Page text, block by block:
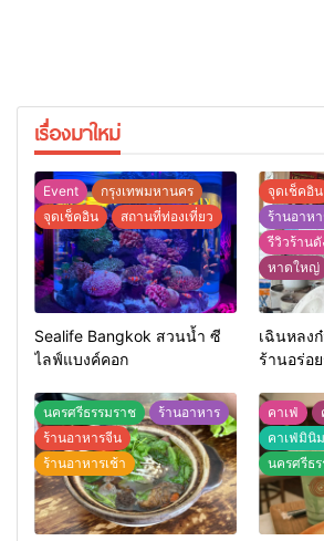
เรื่องมาใหม่
Event
กรุงเทพมหานคร
จุดเช็คอิน
สถานที่ท่องเที่ยว
Sealife Bangkok สวนน้ำ ซี
ไลฟ์แบงค์คอก
จุดเช็คอิน
ร้านอาห
รีวิวร้านดั
หาดใหญ่
เฉินหลง
ร้านอร่อ
นครศรีธรรมราช
ร้านอาหาร
ร้านอาหารจีน
ร้านอาหารเช้า
คาเฟ่
คาเฟ่มินิ
นครศรีธ